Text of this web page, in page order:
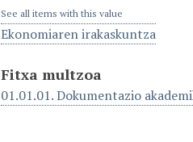
See all items with this value
Ekonomiaren irakaskuntza
Fitxa multzoa
01.01.01. Dokumentazio